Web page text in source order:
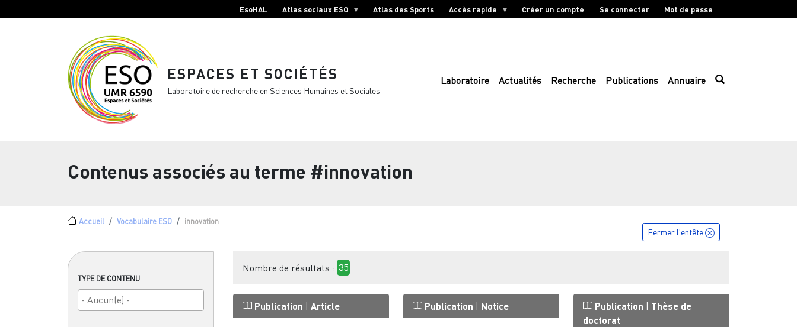
EsoHAL Atlas sociaux ESO Atlas des Sports Accès rapide Créer un compte Se connecter Mot de passe
ESPACES ET SOCIÉTÉS
Laboratoire de recherche en Sciences Humaines et Sociales
Laboratoire Actualités Recherche Publications Annuaire
Contenus associés au terme #innovation
Fil d'Ariane
Accueil Vocabulaire ESO innovation
TYPE DE CONTENU
Fermer l'entête
Nombre de résultats : 35
Publication | Article Publication | Notice Publication | Thèse de
doctorat